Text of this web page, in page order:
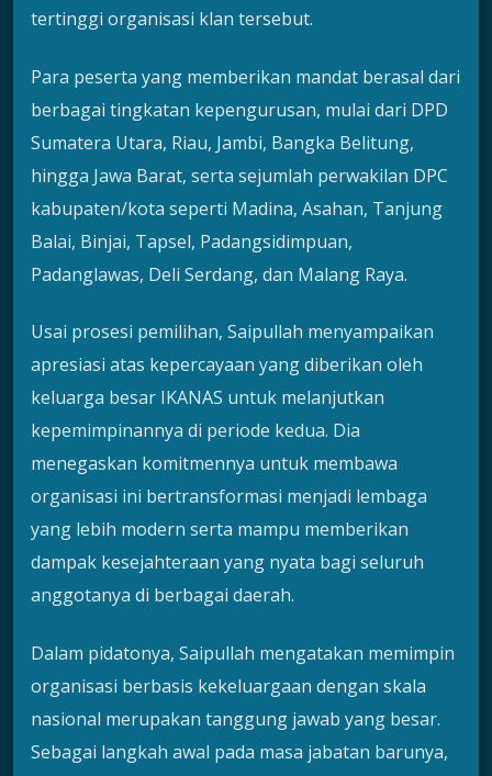
tertinggi organisasi klan tersebut.
Para peserta yang memberikan mandat berasal dari
berbagai tingkatan kepengurusan, mulai dari DPD
Sumatera Utara, Riau, Jambi, Bangka Belitung,
hingga Jawa Barat, serta sejumlah perwakilan DPC
kabupaten/kota seperti Madina, Asahan, Tanjung
Balai, Binjai, Tapsel, Padangsidimpuan,
Padanglawas, Deli Serdang, dan Malang Raya.
Usai prosesi pemilihan, Saipullah menyampaikan
apresiasi atas kepercayaan yang diberikan oleh
keluarga besar IKANAS untuk melanjutkan
kepemimpinannya di periode kedua. Dia
menegaskan komitmennya untuk membawa
organisasi ini bertransformasi menjadi lembaga
yang lebih modern serta mampu memberikan
dampak kesejahteraan yang nyata bagi seluruh
anggotanya di berbagai daerah.
Dalam pidatonya, Saipullah mengatakan memimpin
organisasi berbasis kekeluargaan dengan skala
nasional merupakan tanggung jawab yang besar.
Sebagai langkah awal pada masa jabatan barunya,